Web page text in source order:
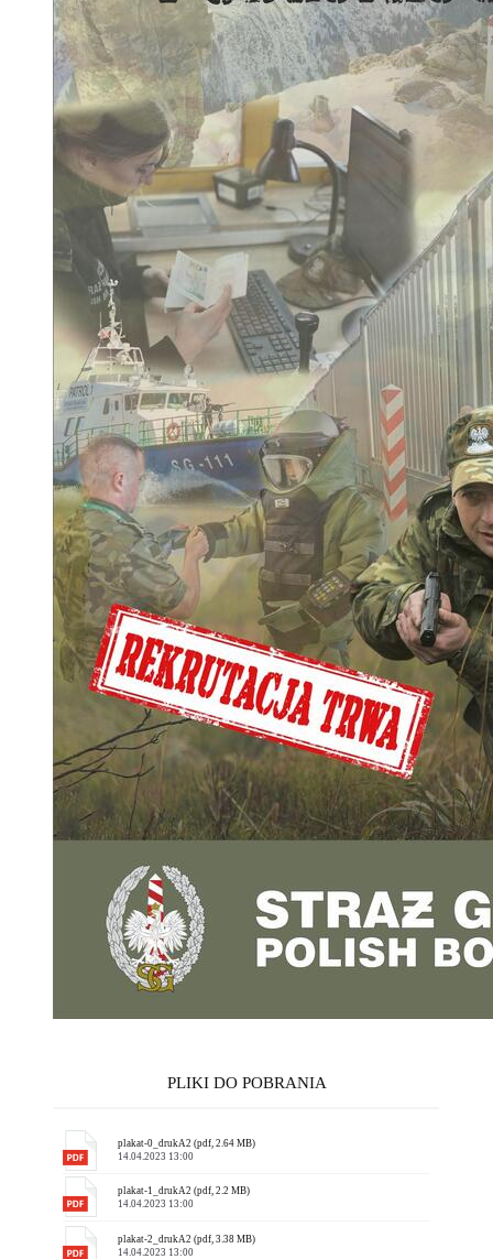
PLIKI DO POBRANIA
plakat-0_drukA2 (pdf, 2.64 MB)
14.04.2023 13:00
plakat-1_drukA2 (pdf, 2.2 MB)
14.04.2023 13:00
plakat-2_drukA2 (pdf, 3.38 MB)
14.04.2023 13:00